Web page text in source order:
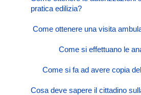
pratica edilizia?
Come ottenere una visita
Come si effettuano le
Come si fa ad avere copia
Cosa deve sapere il cittadino